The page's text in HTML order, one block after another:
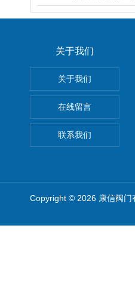
关于我们
关于我们
在线留言
联系我们
Copyright © 2026 康信阀门